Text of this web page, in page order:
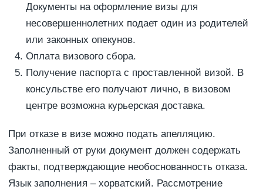
Документы на оформление визы для
несовершеннолетних подает один из родителей
или законных опекунов.
Оплата визового сбора.
Получение паспорта с проставленной визой. В
консульстве его получают лично, в визовом
центре возможна курьерская доставка.
При отказе в визе можно подать апелляцию.
Заполненный от руки документ должен содержать
факты, подтверждающие необоснованность отказа.
Язык заполнения – хорватский. Рассмотрение